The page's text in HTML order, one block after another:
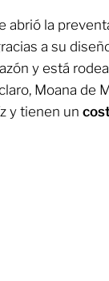
abrió la
a su
y está
Moana de
y tienen un